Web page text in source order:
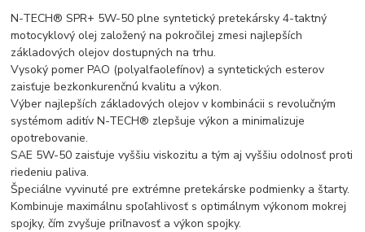
N-TECH® SPR+ 5W-50 plne syntetický pretekársky 4-taktný
motocyklový olej založený na pokročilej zmesi najlepších
základových olejov dostupných na trhu.
Vysoký pomer PAO (polyalfaolefínov) a syntetických esterov
zaisťuje bezkonkurenčnú kvalitu a výkon.
Výber najlepších základových olejov v kombinácii s revolučným
systémom aditív N-TECH® zlepšuje výkon a minimalizuje
opotrebovanie.
SAE 5W-50 zaisťuje vyššiu viskozitu a tým aj vyššiu odolnosť proti
riedeniu paliva.
Špeciálne vyvinuté pre extrémne pretekárske podmienky a štarty.
Kombinuje maximálnu spoľahlivosť s optimálnym výkonom mokrej
spojky, čím zvyšuje priľnavosť a výkon spojky.